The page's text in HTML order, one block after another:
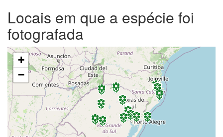
Locais em que a espécie foi
fotografada
+
−